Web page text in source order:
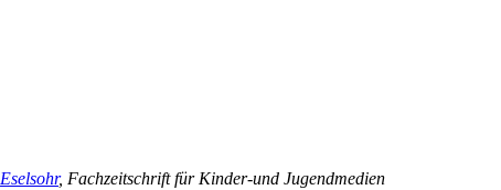
Eselsohr, Fachzeitschrift für Kinder-und Jugendmedien